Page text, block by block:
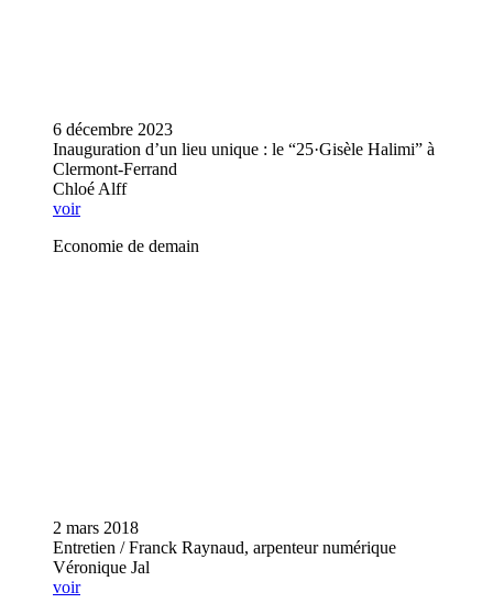
6 décembre 2023
Inauguration d’un lieu unique : le “25·Gisèle Halimi” à
Clermont-Ferrand
Chloé Alff
voir
Economie de demain
2 mars 2018
Entretien / Franck Raynaud, arpenteur numérique
Véronique Jal
voir